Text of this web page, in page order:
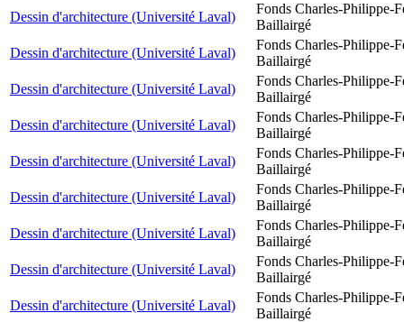
Dessin d'architecture (Université Laval)
Fonds Charles-Philippe-
Baillairgé
Dessin d'architecture (Université Laval)
Fonds Charles-Philippe-
Baillairgé
Dessin d'architecture (Université Laval)
Fonds Charles-Philippe-
Baillairgé
Dessin d'architecture (Université Laval)
Fonds Charles-Philippe-
Baillairgé
Dessin d'architecture (Université Laval)
Fonds Charles-Philippe-
Baillairgé
Dessin d'architecture (Université Laval)
Fonds Charles-Philippe-
Baillairgé
Dessin d'architecture (Université Laval)
Fonds Charles-Philippe-
Baillairgé
Dessin d'architecture (Université Laval)
Fonds Charles-Philippe-
Baillairgé
Dessin d'architecture (Université Laval)
Fonds Charles-Philippe-
Baillairgé